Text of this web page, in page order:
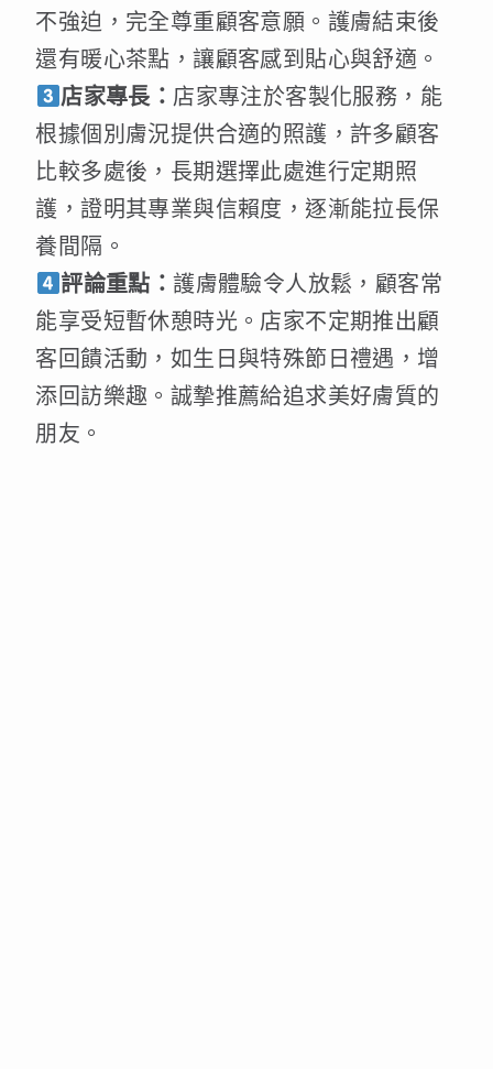
不強迫，完全尊重顧客意願。護膚結束後
還有暖心茶點，讓顧客感到貼心與舒適。
店家專長： 店家專注於客製化服務，能
根據個別膚況提供合適的照護，許多顧客
比較多處後，長期選擇此處進行定期照
護，證明其專業與信賴度，逐漸能拉長保
養間隔。
評論重點：護膚體驗令人放鬆，顧客常
能享受短暫休憩時光。店家不定期推出顧
客回饋活動，如生日與特殊節日禮遇，增
添回訪樂趣。誠摯推薦給追求美好膚質的
朋友。